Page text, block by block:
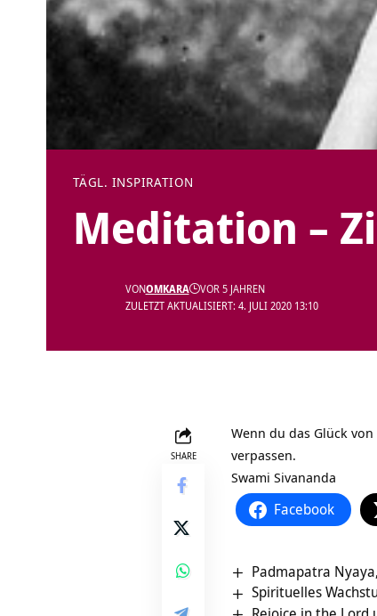
TÄGL. INSPIRATION
Meditation –
ZULETZT AKTUALISIERT: 4. JULI 2020 13:10
VONOMKARA VOR 5 JAHREN
SHARE
Wenn du das Glück
verpassen.
Swami Sivananda
Facebook
Padmapatra
Spirituelles